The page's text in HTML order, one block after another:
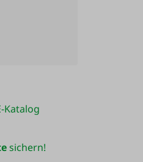
Katalog
sichern!